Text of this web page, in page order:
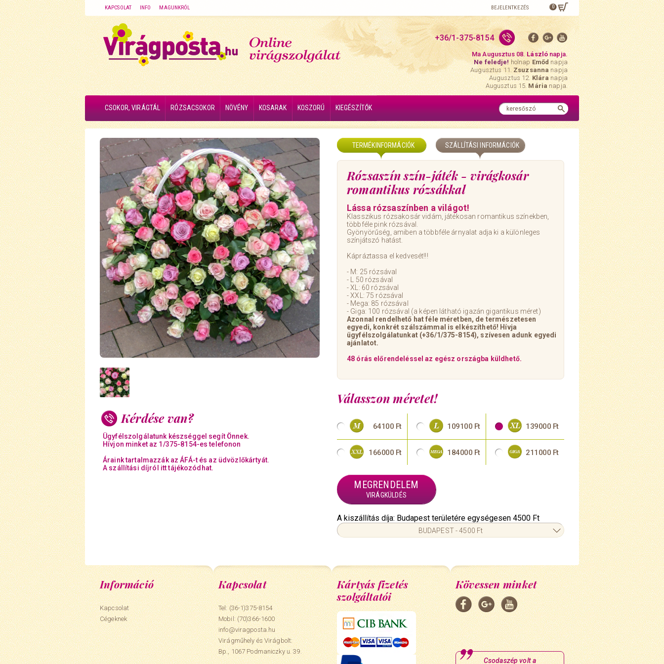
KAPCSOLAT INFO MAGUNKRÓL BEJELENTKEZÉS 0
+36/1-375-8154
Ma Augusztus 08.László napja.
Ne feledje! holnapEmődnapja
Augusztus 11. Zsuzsannanapja
Augusztus 12.Kláranapja
Augusztus 15.Mária napja.
CSOKOR, VIRÁGTÁL RÓZSACSOKOR NÖVÉNY KOSARAK KOSZORÚ KIEGÉSZÍTŐK
Kérdése van?
Ügyfélszolgálatunk készséggel segít Önnek.
Hívjon minket az 1/375-8154-es telefonon
Áraink tartalmazzák az ÁFÁ-t és az üdvözlőkártyát.
A szállítási díjról itt tájékozódhat.
TERMÉKINFORMÁCIÓK SZÁLLÍTÁSI INFORMÁCIÓK
Rózsaszín szín-játék - virágkosár
romantikus rózsákkal
Lássa rózsaszínben a világot!
Klasszikus rózsakosár vidám, játékosan romantikus színekben,
többféle pink rózsával.
Gyönyörűség, amiben a többféle árnyalat adja ki a különleges
színjátszó hatást.
Kápráztassa el kedvesét!!!
- M: 25 rózsával
- L 50 rózsával
- XL: 60 rózsával
- XXL: 75 rózsával
- Mega: 85 rózsával
- Giga: 100 rózsával (a képen látható igazán gigantikus méret)
Azonnal rendelhető hat féle méretben, de természetesen
egyedi, konkrét szálszámmal is elkészíthető! Hívja
ügyfélszolgálatunkat (+36/1/375-8154), szívesen adunk egyedi
ajánlatot.
48 órás előrendeléssel az egész országba küldhető.
Válasszon méretet!
64100 Ft 109100 Ft 139000 Ft
166000 Ft 184000 Ft 211000 Ft
MEGRENDELEM
VIRÁGKÜLDÉS
A kiszállítás díja: Budapest területére egységesen 4500 Ft
BUDAPEST - 4500 Ft
Információ
Kapcsolat
Cégeknek
Kapcsolat
Tel: (36-1)375-8154
Mobil:(70)366-1600
info@viragposta.hu
Virágműhely és Virágbolt:
Bp., 1067 Podmaniczky u. 39.
Kártyás fizetés
szolgáltatói
Kövessen minket
Csodaszép volt a